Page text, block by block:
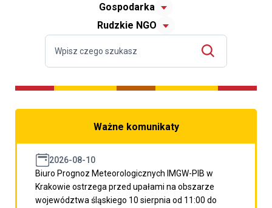
Gospodarka
Rudzkie NGO
Ważne komunikaty
2026-08-10
Biuro Prognoz Meteorologicznych IMGW-PIB w
Krakowie ostrzega przed upałami na obszarze
województwa śląskiego 10 sierpnia od 11:00 do